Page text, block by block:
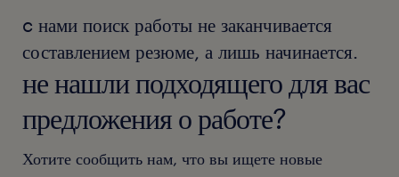
c нами поиск работы не заканчивается
составлением резюме, а лишь начинается.
не нашли подходящего для вас
предложения о работе?
Хотите сообщить нам, что вы ищете новые